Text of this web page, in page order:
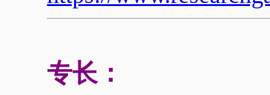
专长：